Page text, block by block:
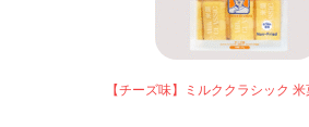
【チーズ味】ミルククラシック